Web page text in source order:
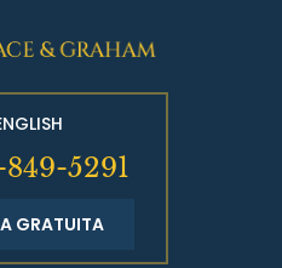
5291
GRATUITA